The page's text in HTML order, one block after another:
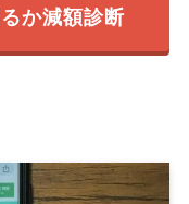
か減額診断